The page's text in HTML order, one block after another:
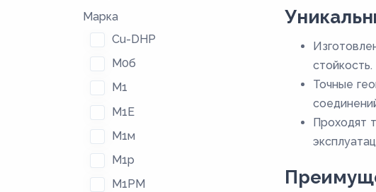
Марка
Cu-DHP
М0б
М1
М1Е
М1м
М1р
М1РМ
стойкость.
Точные
Проходят